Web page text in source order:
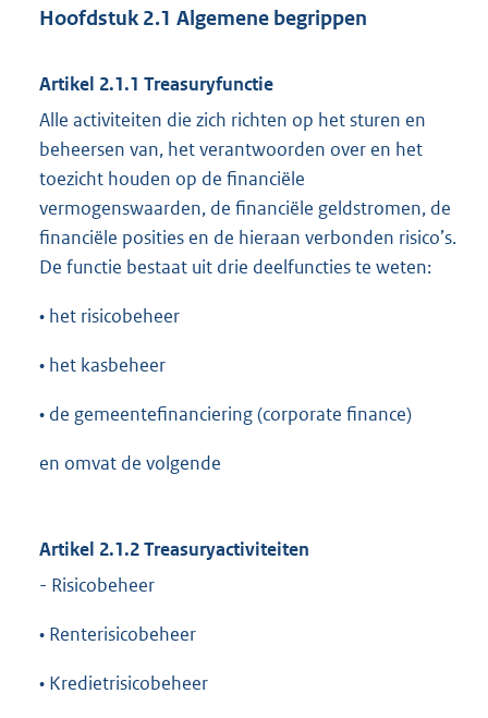
Hoofdstuk 2.1 Algemene begrippen
Artikel 2.1.1 Treasuryfunctie
Alle activiteiten die zich richten op het sturen en
beheersen van, het verantwoorden over en het
toezicht houden op de financiële
vermogenswaarden, de financiële geldstromen, de
financiële posities en de hieraan verbonden risico’s.
De functie bestaat uit drie deelfuncties te weten:
• het risicobeheer
• het kasbeheer
• de gemeentefinanciering (corporate finance)
en omvat de volgende
Artikel 2.1.2 Treasuryactiviteiten
- Risicobeheer
• Renterisicobeheer
• Kredietrisicobeheer